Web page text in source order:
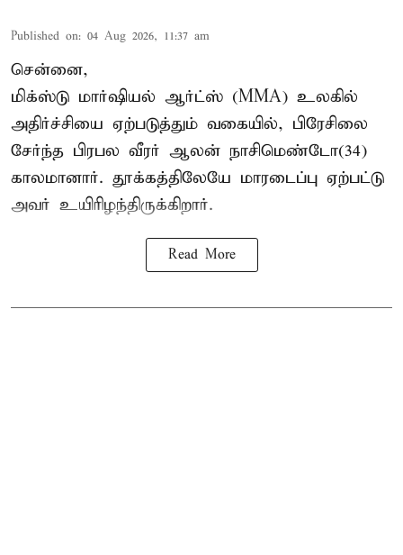
Published on: 04 Aug 2026, 11:37 am
சென்னை,
மிக்ஸ்டு மார்ஷியல் ஆர்ட்ஸ் (MMA) உலகில்
அதிர்ச்சியை ஏற்படுத்தும் வகையில், பிரேசிலை
சேர்ந்த பிரபல வீரர் ஆலன் நாசிமெண்டோ(34)
காலமானார். தூக்கத்திலேயே மாரடைப்பு ஏற்பட்டு
அவர் உயிரிழந்திருக்கிறார்.
Read More